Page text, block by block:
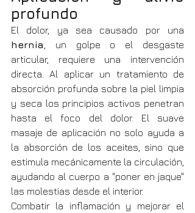
profundo
hernia
, un golpe o el desgaste
articular, requiere una intervención
directa. Al aplicar un tratamiento de
absorción profunda sobre la piel limpia
y seca los principios activos penetran
hasta el foco del dolor. El suave
masaje de aplicación no solo ayuda a
la absorción de los aceites, sino que
estimula mecánicamente la circulación,
ayudando al cuerpo a "poner en jaque"
las molestias desde el interior.
Combatir la inflamación y mejorar el